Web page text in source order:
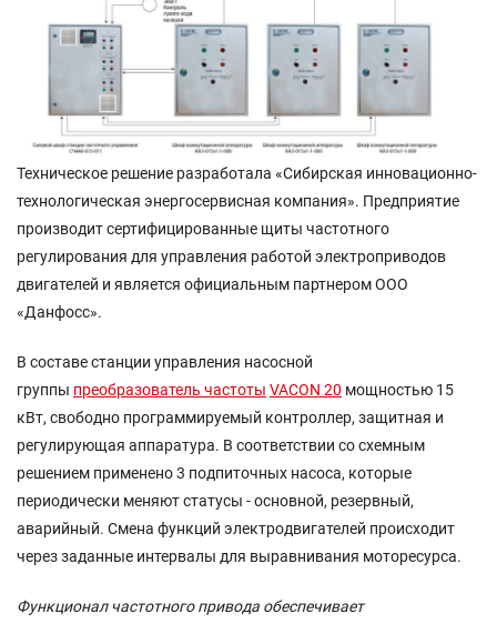
Техническое решение разработала «Сибирская инновационно-
технологическая энергосервисная компания». Предприятие
производит сертифицированные щиты частотного
регулирования для управления работой электроприводов
двигателей и является официальным партнером ООО
«Данфосс».
В составе станции управления насосной
группы преобразователь частоты VACON 20 мощностью 15
кВт, свободно программируемый контроллер, защитная и
регулирующая аппаратура. В соответствии со схемным
решением применено 3 подпиточных насоса, которые
периодически меняют статусы - основной, резервный,
аварийный. Смена функций электродвигателей происходит
через заданные интервалы для выравнивания моторесурса.
Функционал частотного привода обеспечивает